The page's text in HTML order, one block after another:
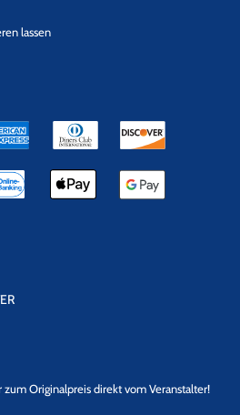
lassen
Originalpreis direkt vom Veranstalter!